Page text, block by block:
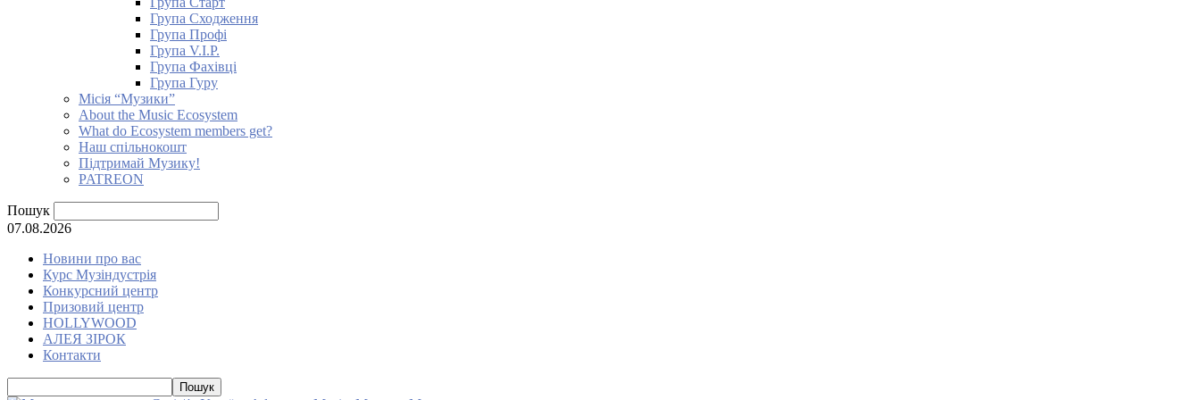
Група Сходження
Група Профі
Група V.I.P.
Група Фахівці
Група Гуру
Місія “Музики”
About the Music Ecosystem
What do Ecosystem members get?
Наш спільнокошт
Підтримай Музику!
PATREON
Пошук
07.08.2026
Новини про вас
Курс Музіндустрія
Конкурсний центр
Призовий центр
HOLLYWOOD
АЛЕЯ ЗІРОК
Контакти